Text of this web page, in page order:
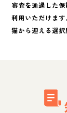
審査を通過した
利用いただけま
猫から迎える選択